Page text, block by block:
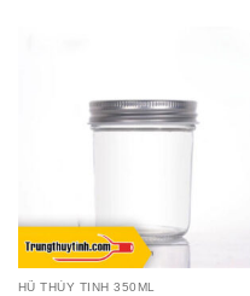
HŨ THỦY TINH 350ML